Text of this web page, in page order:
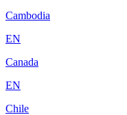
Cambodia
EN
Canada
EN
Chile